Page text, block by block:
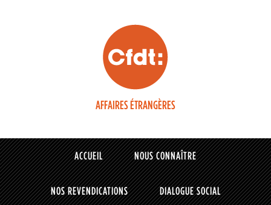
AFFAIRES ÉTRANGÈRES
ACCUEIL NOUS CONNAÎTRE
NOS REVENDICATIONS DIALOGUE SOCIAL